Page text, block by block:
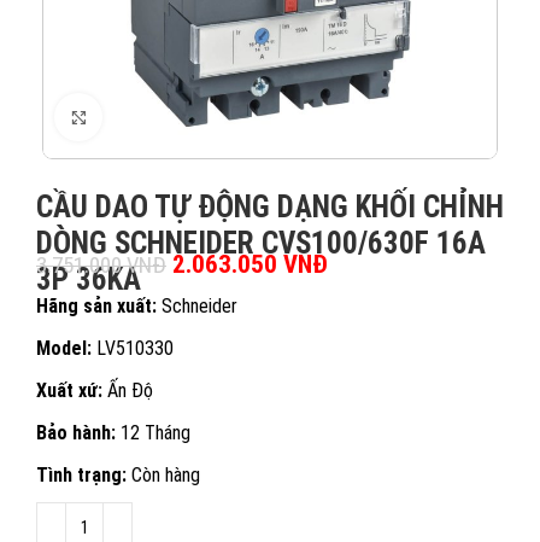
XEM ẢNH
CẦU DAO TỰ ĐỘNG DẠNG KHỐI CHỈNH
DÒNG SCHNEIDER CVS100/630F 16A
3P 36KA
3.751.000VNĐ Giá gốc là: 3.751.000 VNĐ.
2.063.050 VNĐ Giá hiện tại là:
Hãng sản xuất: Schneider
Model: LV510330
Xuất xứ: Ấn Độ
Bảo hành: 12 Tháng
Tình trạng: Còn hàng